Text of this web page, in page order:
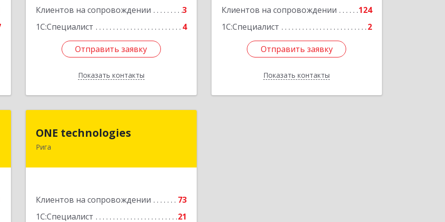
Клиентов на сопровождении
3
1С:Специалист
4
Отправить заявку
Показать контакты
Отправить заявку
Назад
Клиентов на сопровождении
124
1С:Специалист
2
Отправить заявку
Показать контакты
Отправить заявку
Назад
ONE technologies
Рига
Клиентов на сопровождении
73
1С:Специалист
21